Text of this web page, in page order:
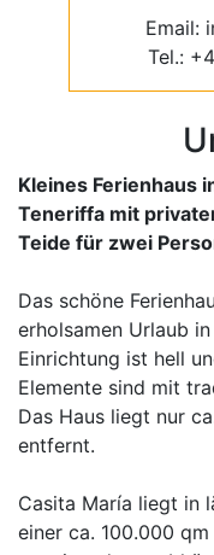
Email:
Tel.:
Kleines Ferienhaus
Teneriffa mit
Teide für zwei
Das schöne
erholsamen Urlaub
Einrichtung ist hell
Elemente sind mit
Das Haus liegt nur
entfernt.
Casita María liegt in
einer ca. 100.000